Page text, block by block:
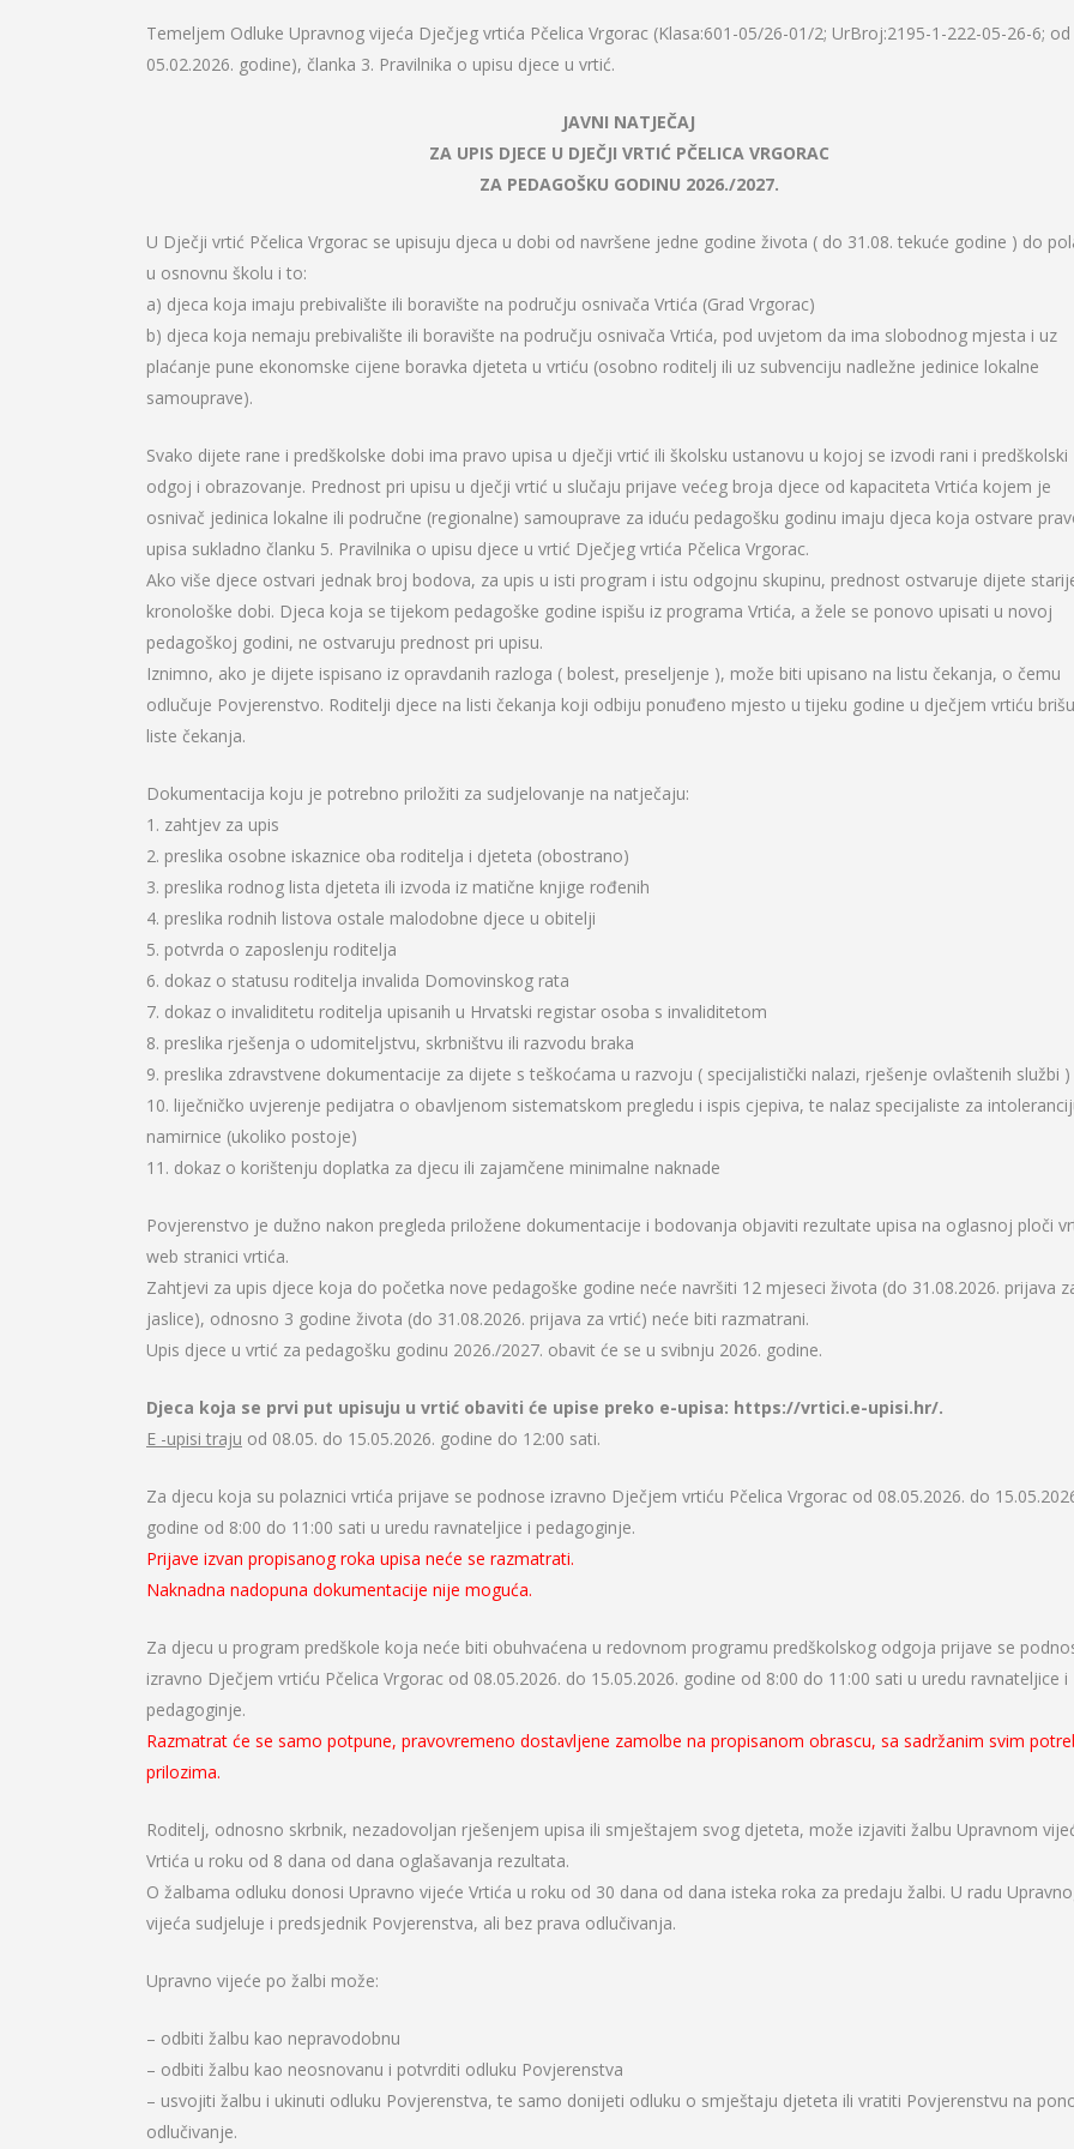
Temeljem Odluke Upravnog vijeća Dječjeg vrtića Pčelica Vrgorac (Klasa:601-05/26-01/2; UrBroj:2195-1-222-05-26-6; od
05.02.2026. godine), članka 3. Pravilnika o upisu djece u vrtić.
JAVNI NATJEČAJ
ZA UPIS DJECE U DJEČJI VRTIĆ PČELICA VRGORAC
ZA PEDAGOŠKU GODINU 2026./2027.
U Dječji vrtić Pčelica Vrgorac se upisuju djeca u dobi od navršene jedne godine života ( do 31.08. tekuće godine ) do
u osnovnu školu i to:
a) djeca koja imaju prebivalište ili boravište na području osnivača Vrtića (Grad Vrgorac)
b) djeca koja nemaju prebivalište ili boravište na području osnivača Vrtića, pod uvjetom da ima slobodnog mjesta i uz
plaćanje pune ekonomske cijene boravka djeteta u vrtiću (osobno roditelj ili uz subvenciju nadležne jedinice lokalne
samouprave).
Svako dijete rane i predškolske dobi ima pravo upisa u dječji vrtić ili školsku ustanovu u kojoj se izvodi rani i predškolski
odgoj i obrazovanje. Prednost pri upisu u dječji vrtić u slučaju prijave većeg broja djece od kapaciteta Vrtića kojem je
osnivač jedinica lokalne ili područne (regionalne) samouprave za iduću pedagošku godinu imaju djeca koja ostvare
upisa sukladno članku 5. Pravilnika o upisu djece u vrtić Dječjeg vrtića Pčelica Vrgorac.
Ako više djece ostvari jednak broj bodova, za upis u isti program i istu odgojnu skupinu, prednost ostvaruje dijete
kronološke dobi. Djeca koja se tijekom pedagoške godine ispišu iz programa Vrtića, a žele se ponovo upisati u novoj
pedagoškoj godini, ne ostvaruju prednost pri upisu.
Iznimno, ako je dijete ispisano iz opravdanih razloga ( bolest, preseljenje ), može biti upisano na listu čekanja, o čemu
odlučuje Povjerenstvo. Roditelji djece na listi čekanja koji odbiju ponuđeno mjesto u tijeku godine u dječjem vrtiću
liste čekanja.
Dokumentacija koju je potrebno priložiti za sudjelovanje na natječaju:
1. zahtjev za upis
2. preslika osobne iskaznice oba roditelja i djeteta (obostrano)
3. preslika rodnog lista djeteta ili izvoda iz matične knjige rođenih
4. preslika rodnih listova ostale malodobne djece u obitelji
5. potvrda o zaposlenju roditelja
6. dokaz o statusu roditelja invalida Domovinskog rata
7. dokaz o invaliditetu roditelja upisanih u Hrvatski registar osoba s invaliditetom
8. preslika rješenja o udomiteljstvu, skrbništvu ili razvodu braka
9. preslika zdravstvene dokumentacije za dijete s teškoćama u razvoju ( specijalistički nalazi, rješenje ovlaštenih službi )
10. liječničko uvjerenje pedijatra o obavljenom sistematskom pregledu i ispis cjepiva, te nalaz specijaliste za
namirnice (ukoliko postoje)
11. dokaz o korištenju doplatka za djecu ili zajamčene minimalne naknade
Povjerenstvo je dužno nakon pregleda priložene dokumentacije i bodovanja objaviti rezultate upisa na oglasnoj ploči
web stranici vrtića.
Zahtjevi za upis djece koja do početka nove pedagoške godine neće navršiti 12 mjeseci života (do 31.08.2026. prijava
jaslice), odnosno 3 godine života (do 31.08.2026. prijava za vrtić) neće biti razmatrani.
Upis djece u vrtić za pedagošku godinu 2026./2027. obavit će se u svibnju 2026. godine.
Djeca koja se prvi put upisuju u vrtić obaviti će upise preko e-upisa: https://vrtici.e-upisi.hr/.
E -upisi traju od 08.05. do 15.05.2026. godine do 12:00 sati.
Za djecu koja su polaznici vrtića prijave se podnose izravno Dječjem vrtiću Pčelica Vrgorac od 08.05.2026. do
godine od 8:00 do 11:00 sati u uredu ravnateljice i pedagoginje.
Prijave izvan propisanog roka upisa neće se razmatrati.
Naknadna nadopuna dokumentacije nije moguća.
Za djecu u program predškole koja neće biti obuhvaćena u redovnom programu predškolskog odgoja prijave se
izravno Dječjem vrtiću Pčelica Vrgorac od 08.05.2026. do 15.05.2026. godine od 8:00 do 11:00 sati u uredu ravnateljice i
pedagoginje.
Razmatrat će se samo potpune, pravovremeno dostavljene zamolbe na propisanom obrascu, sa sadržanim svim
prilozima.
Roditelj, odnosno skrbnik, nezadovoljan rješenjem upisa ili smještajem svog djeteta, može izjaviti žalbu Upravnom
Vrtića u roku od 8 dana od dana oglašavanja rezultata.
O žalbama odluku donosi Upravno vijeće Vrtića u roku od 30 dana od dana isteka roka za predaju žalbi. U radu
vijeća sudjeluje i predsjednik Povjerenstva, ali bez prava odlučivanja.
Upravno vijeće po žalbi može:
– odbiti žalbu kao nepravodobnu
– odbiti žalbu kao neosnovanu i potvrditi odluku Povjerenstva
– usvojiti žalbu i ukinuti odluku Povjerenstva, te samo donijeti odluku o smještaju djeteta ili vratiti Povjerenstvu na
odlučivanje.